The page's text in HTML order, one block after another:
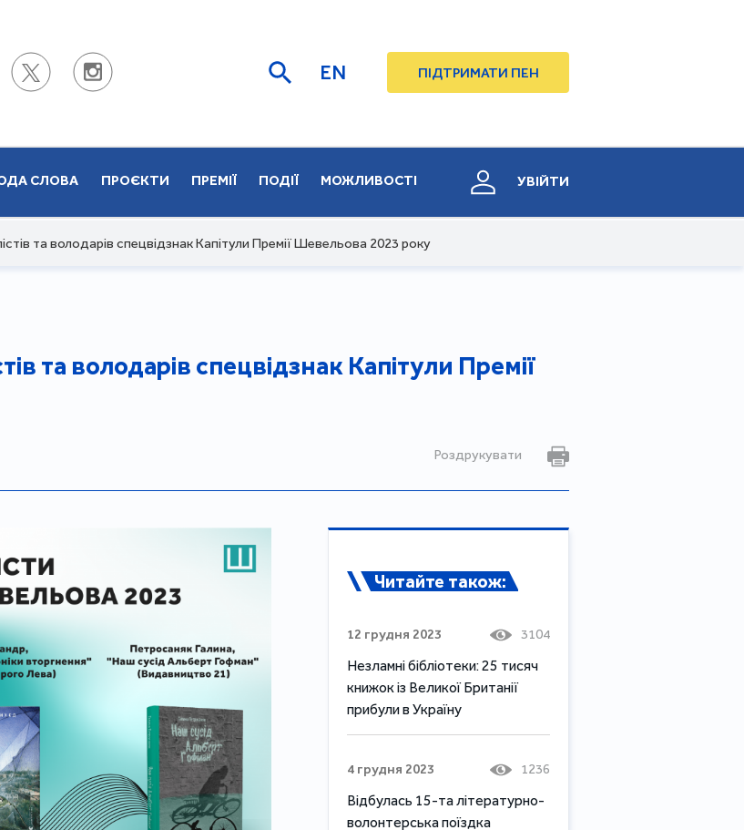
EN ПІДТРИМАТИ ПЕН
СЛОВА ПРОЄКТИ ПРЕМІЇ ПОДІЇ МОЖЛИВОСТІ УВІЙТИ
та володарів спецвідзнак Капітули Премії Шевельова 2023 року
та володарів спецвідзнак Капітули Премії
Роздрукувати
Читайте також:
12 грудня 2023 3104
Незламні бібліотеки: 25 тисяч
книжок із Великої Британії
прибули в Україну
4 грудня 2023 1236
Відбулась 15-та літературно-
волонтерська поїздка